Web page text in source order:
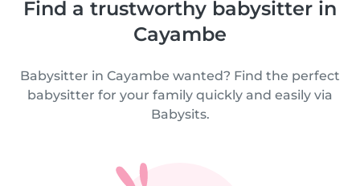
Find a trustworthy babysitter in
Cayambe
Babysitter in Cayambe wanted? Find the perfect
babysitter for your family quickly and easily via
Babysits.